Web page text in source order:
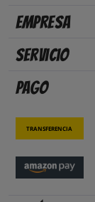
Empresa
Servicio
Pago
Transferencia